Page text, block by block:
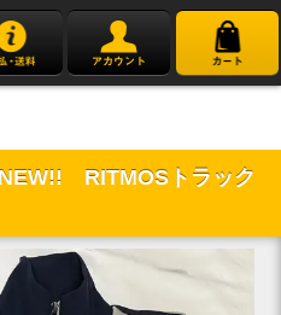
NEW!! RITMOSトラック